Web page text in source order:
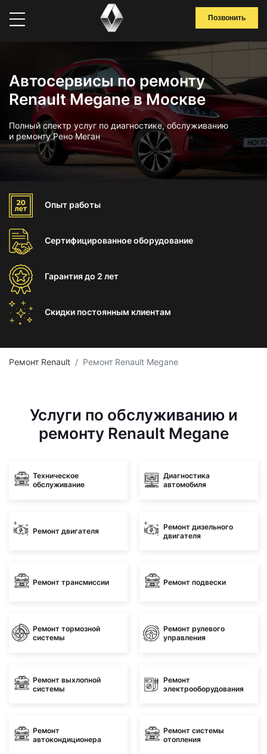
Позвонить
Автосервисы по ремонту
Renault Megane в Москве
Полный спектр услуг по диагностике, обслуживанию
и ремонту Рено Меган
Опыт работы
Сертифицированноеоборудование
Гарантиядо 2 лет
Скидки постоянным клиентам
Ремонт Renault Ремонт Renault Megane
Услуги по обслуживанию и
ремонту Renault Megane
Техническое
обслуживание
Диагностика
автомобиля
Ремонт двигателя
Ремонт дизельного
двигателя
Ремонт трансмиссии Ремонт подвески
Ремонт тормозной
системы
Ремонт рулевого
управления
Ремонт выхлопной
системы
Ремонт
электрооборудования
Ремонт
автокондиционера
Ремонт системы
отопления